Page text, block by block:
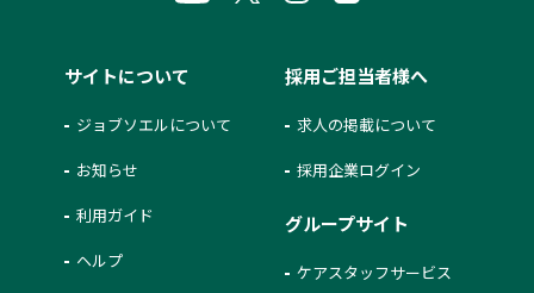
サイトについて
ジョブソエルについて
お知らせ
利用ガイド
ヘルプ
採用ご担当者様へ
求人の掲載について
採用企業ログイン
グループサイト
ケアスタッフサービス